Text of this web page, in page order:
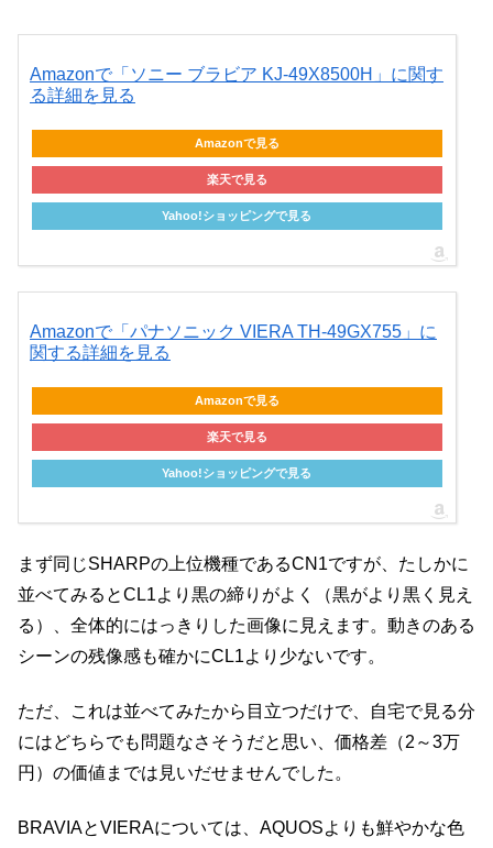
Amazonで「ソニー ブラビア KJ-49X8500H」に関す
る詳細を見る
Amazonで見る
楽天で見る
Yahoo!ショッピングで見る
Amazonで「パナソニック VIERA TH-49GX755」に
関する詳細を見る
Amazonで見る
楽天で見る
Yahoo!ショッピングで見る
まず同じSHARPの上位機種であるCN1ですが、たしかに
並べてみるとCL1より黒の締りがよく（黒がより黒く見え
る）、全体的にはっきりした画像に見えます。動きのある
シーンの残像感も確かにCL1より少ないです。
ただ、これは並べてみたから目立つだけで、自宅で見る分
にはどちらでも問題なさそうだと思い、価格差（2～3万
円）の価値までは見いだせませんでした。
BRAVIAとVIERAについては、AQUOSよりも鮮やかな色